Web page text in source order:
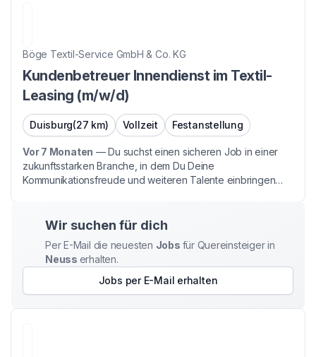
Böge Textil-Service GmbH & Co. KG
Kundenbetreuer Innendienst im Textil-
Leasing (m/w/d)
Duisburg(27 km) Vollzeit Festanstellung
Vor 7 Monaten —Du suchst einen sicheren Job in einer
zukunftsstarken Branche, in dem Du Deine
Kommunikationsfreude und weiteren Talente einbringen
Kundenanliegen? Wenn d...
Wir suchen für dich
Per E-Mail die neuesten Jobs für Quereinsteigerin
Neuss erhalten.
Jobs per E-Mail erhalten